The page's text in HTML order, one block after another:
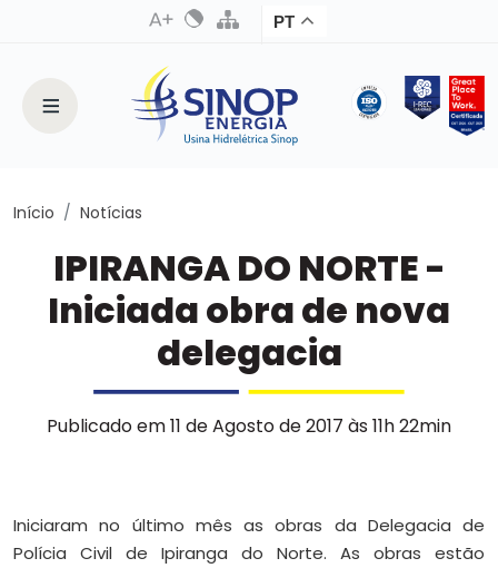
PT
Início Notícias
IPIRANGA DO NORTE -
Iniciada obra de nova
delegacia
Publicado em 11 de Agosto de 2017 às 11h 22min
Iniciaram no último mês as obras da Delegacia de
Polícia Civil de Ipiranga do Norte. As obras estão